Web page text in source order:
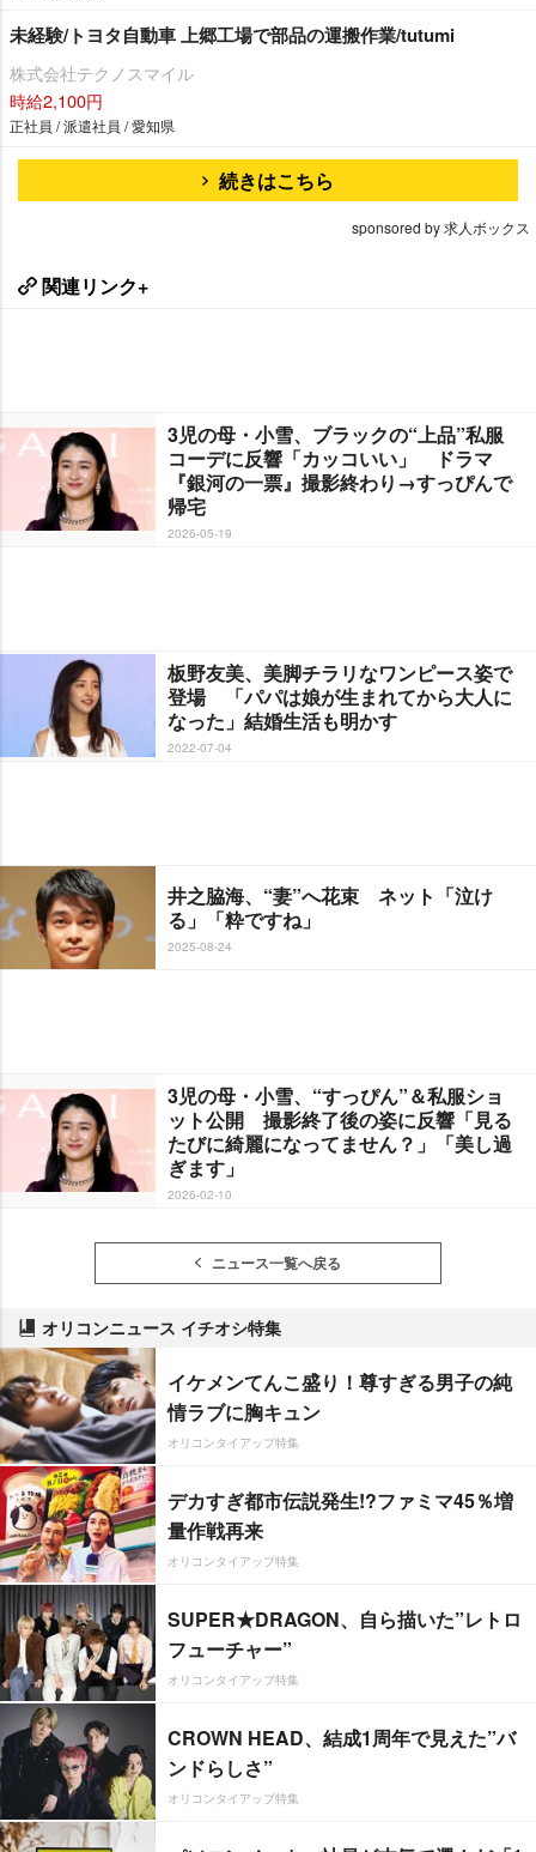
未経験/トヨタ自動車 上郷工場で部品の運搬作業/tutumi
株式会社テクノスマイル
時給2,100円
正社員 / 派遣社員 / 愛知県
続きはこちら
sponsored by 求人ボックス
関連リンク+
3児の母・小雪、ブラックの“上品”私服
コーデに反響「カッコいい」 ドラマ
『銀河の一票』撮影終わり→すっぴんで
帰宅
2026-05-19
板野友美、美脚チラリなワンピース姿で
登場 「パパは娘が生まれてから大人に
なった」結婚生活も明かす
2022-07-04
井之脇海、“妻”へ花束 ネット「泣け
る」「粋ですね」
2025-08-24
3児の母・小雪、“すっぴん”＆私服ショ
ット公開 撮影終了後の姿に反響「見る
たびに綺麗になってません？」「美し過
ぎます」
2026-02-10
ニュース一覧へ戻る
オリコンニュース イチオシ特集
イケメンてんこ盛り！尊すぎる男子の純
情ラブに胸キュン
オリコンタイアップ特集
デカすぎ都市伝説発生!?ファミマ45％増
量作戦再来
オリコンタイアップ特集
SUPER★DRAGON、自ら描いた”レトロ
フューチャー”
オリコンタイアップ特集
CROWN HEAD、結成1周年で見えた”バ
ンドらしさ”
オリコンタイアップ特集